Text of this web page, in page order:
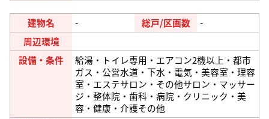
建物名 - 総戸/区画数
-
周辺環境
設備・条件
給湯・トイレ専用・エアコン2機以上・都市
ガス・公営水道・下水・電気・美容室・理容
室・エステサロン・その他サロン・マッサー
ジ・整体院・歯科・病院・クリニック・美
容・健康・介護その他